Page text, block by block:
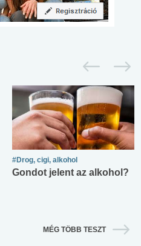
#Drog, cigi, alkohol
Gondot jelent az alkohol?
MÉG TÖBB TESZT